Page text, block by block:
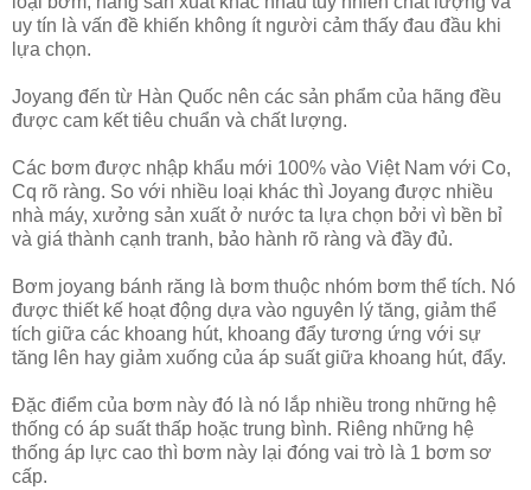
uy tín là vấn đề khiến không ít người cảm thấy đau đầu khi
lựa chọn.
Joyang đến từ Hàn Quốc nên các sản phẩm của hãng đều
được cam kết tiêu chuẩn và chất lượng.
Các bơm được nhập khẩu mới 100% vào Việt Nam với Co,
Cq rõ ràng. So với nhiều loại khác thì Joyang được nhiều
nhà máy, xưởng sản xuất ở nước ta lựa chọn bởi vì bền bỉ
và giá thành cạnh tranh, bảo hành rõ ràng và đầy đủ.
Bơm joyang bánh răng là bơm thuộc nhóm bơm thể tích. Nó
được thiết kế hoạt động dựa vào nguyên lý tăng, giảm thể
tích giữa các khoang hút, khoang đẩy tương ứng với sự
tăng lên hay giảm xuống của áp suất giữa khoang hút, đẩy.
Đặc điểm của bơm này đó là nó lắp nhiều trong những hệ
thống có áp suất thấp hoặc trung bình. Riêng những hệ
thống áp lực cao thì bơm này lại đóng vai trò là 1 bơm sơ
cấp.